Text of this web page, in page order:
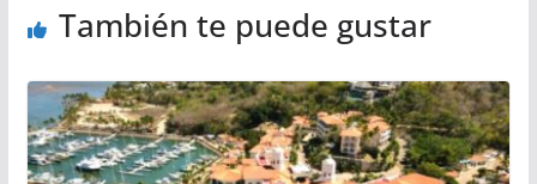
También te puede gustar